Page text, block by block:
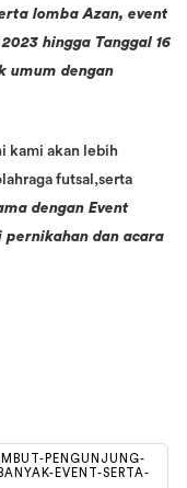
lomba Azan, event
hingga Tanggal 16
umum dengan
kami akan lebih
futsal,serta
dengan Event
dan acara
PENGUNJUNG-
EVENT-SERTA-